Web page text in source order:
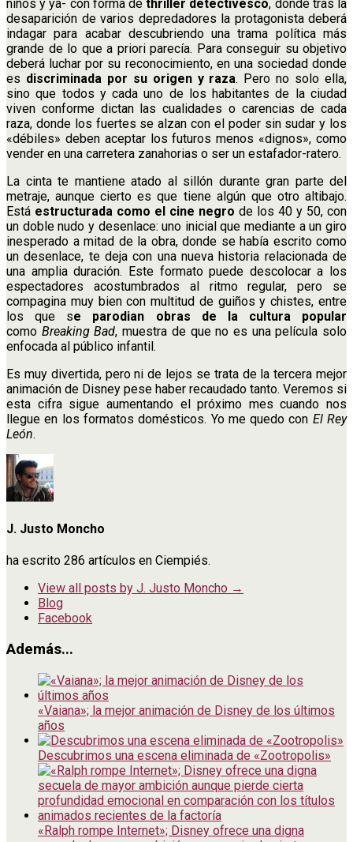
niños y ya- con forma dethriller detectivesco, donde tras la
desaparición de varios depredadores la protagonista deberá
indagar para acabar descubriendo una trama política más
grande de lo que a priori parecía. Para conseguir su objetivo
deberá luchar por su reconocimiento, en una sociedad donde
es discriminada por su origen y raza. Pero no solo ella,
sino que todos y cada uno de los habitantes de la ciudad
viven conforme dictan las cualidades o carencias de cada
raza, donde los fuertes se alzan con el poder sin sudar y los
«débiles» deben aceptar los futuros menos «dignos», como
vender en una carretera zanahorias o ser un estafador-ratero.
La cinta te mantiene atado al sillón durante gran parte del
metraje, aunque cierto es que tiene algún que otro altibajo.
Está estructurada como el cine negro de los 40 y 50, con
un doble nudo y desenlace: uno inicial que mediante a un giro
inesperado a mitad de la obra, donde se había escrito como
un desenlace, te deja con una nueva historia relacionada de
una amplia duración. Este formato puede descolocar a los
espectadores acostumbrados al ritmo regular, pero se
compagina muy bien con multitud de guiños y chistes, entre
los que se parodian obras de la cultura popular
como Breaking Bad, muestra de que no es una película solo
enfocada al público infantil.
Es muy divertida, pero ni de lejos se trata de la tercera mejor
animación de Disney pese haber recaudado tanto. Veremos si
esta cifra sigue aumentando el próximo mes cuando nos
llegue en los formatos domésticos. Yo me quedo con El Rey
León.
J. Justo Moncho
ha escrito 286 artículos en Ciempiés.
View all posts by J. Justo Moncho →
Blog
Facebook
Además...
«Vaiana»; la mejor animación de Disney de los últimos
años
Descubrimos una escena eliminada de «Zootropolis»
«Ralph rompe Internet»; Disney ofrece una digna